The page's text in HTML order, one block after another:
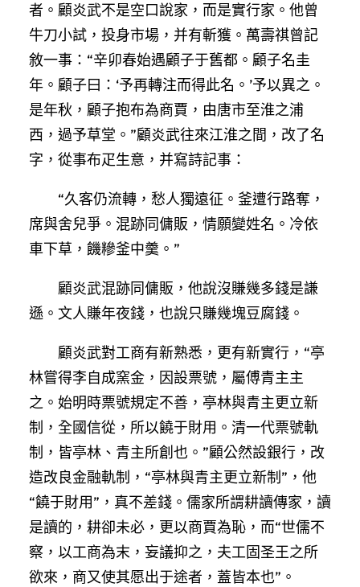
者。顧炎武不是空口說家，而是實行家。他曾
牛刀小試，投身市場，并有斬獲。萬壽祺曾記
敘一事：“辛卯春始遇顧子于舊都。顧子名圭
年。顧子曰：‘予再轉注而得此名。’予以異之。
是年秋，顧子抱布為商賈，由唐市至淮之浦
西，過予草堂。”顧炎武往來江淮之間，改了名
字，從事布疋生意，并寫詩記事：
“久客仍流轉，愁人獨遠征。釜遭行路奪，
席與舍兒爭。混跡同傭販，情願變姓名。冷依
車下草，饑糝釜中羹。”
顧炎武混跡同傭販，他說沒賺幾多錢是謙
遜。文人賺年夜錢，也說只賺幾塊豆腐錢。
顧炎武對工商有新熟悉，更有新實行，“亭
林嘗得李自成窯金，因設票號，屬傅青主主
之。始明時票號規定不善，亭林與青主更立新
制，全國信從，所以饒于財用。清一代票號軌
制，皆亭林、青主所創也。”顧公然設銀行，改
造改良金融軌制，“亭林與青主更立新制”，他
“饒于財用”，真不差錢。儒家所謂耕讀傳家，讀
是讀的，耕卻未必，更以商賈為恥，而“世儒不
察，以工商為末，妄議抑之，夫工固圣王之所
欲來，商又使其愿出于途者，蓋皆本也”。